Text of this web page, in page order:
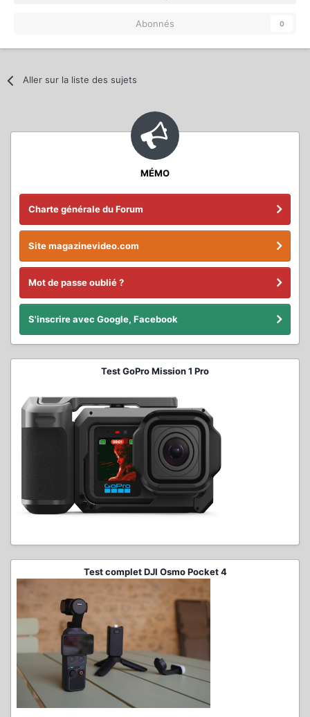
Abonnés 0
Aller sur la liste des sujets
MÉMO
Charte générale du Forum
Site magazinevideo.com
Mot de passe oublié ?
S'inscrire avec Google, Facebook
Test GoPro Mission 1 Pro
Test complet DJI Osmo Pocket 4